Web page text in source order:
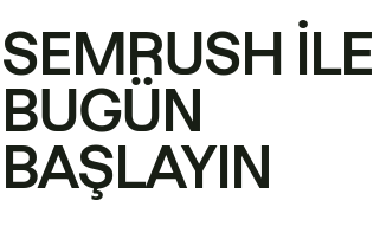
SEMRUSH ILE
BUGÜN
BAŞLAYIN